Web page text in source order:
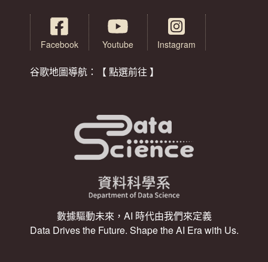
Facebook Youtube Instagram
谷歌地圖導航：【 點選前往 】
數據驅動未來，AI 時代由我們來定義
Data Drives the Future. Shape the AI Era with Us.